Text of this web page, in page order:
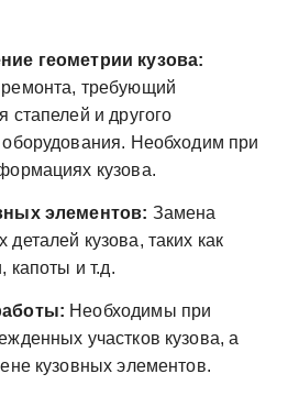
геометрии кузова:
требующий
стапелей и другого
оборудования. Необходим при
кузова.
элементов: Замена
кузова, таких как
капоты и т.д.
Необходимы при
участков кузова, а
кузовных элементов.